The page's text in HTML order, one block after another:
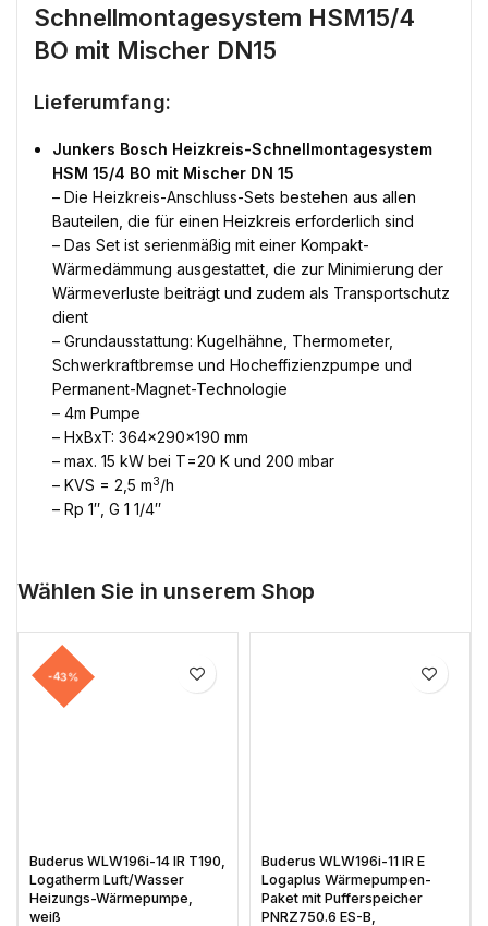
Schnellmontagesystem HSM15/4
BO mit Mischer DN15
Lieferumfang:
Junkers Bosch Heizkreis-Schnellmontagesystem
HSM 15/4 BO mit Mischer DN 15
– Die Heizkreis-Anschluss-Sets bestehen aus allen
Bauteilen, die für einen Heizkreis erforderlich sind
– Das Set ist serienmäßig mit einer Kompakt-
Wärmedämmung ausgestattet, die zur Minimierung der
Wärmeverluste beiträgt und zudem als Transportschutz
dient
– Grundausstattung: Kugelhähne, Thermometer,
Schwerkraftbremse und Hocheffizienzpumpe und
Permanent-Magnet-Technologie
– 4m Pumpe
– HxBxT: 364x290x190 mm
– max. 15 kW bei T=20 K und 200 mbar
– KVS = 2,5 m3/h
– Rp 1″, G 1 1/4″
Wählen Sie in unserem Shop
-43%
Buderus WLW196i-14 IR T190,
Logatherm Luft/Wasser
Heizungs-Wärmepumpe,
weiß
Buderus WLW196i-11 IR E
Logaplus Wärmepumpen-
Paket mit Pufferspeicher
PNRZ750.6 ES-B,